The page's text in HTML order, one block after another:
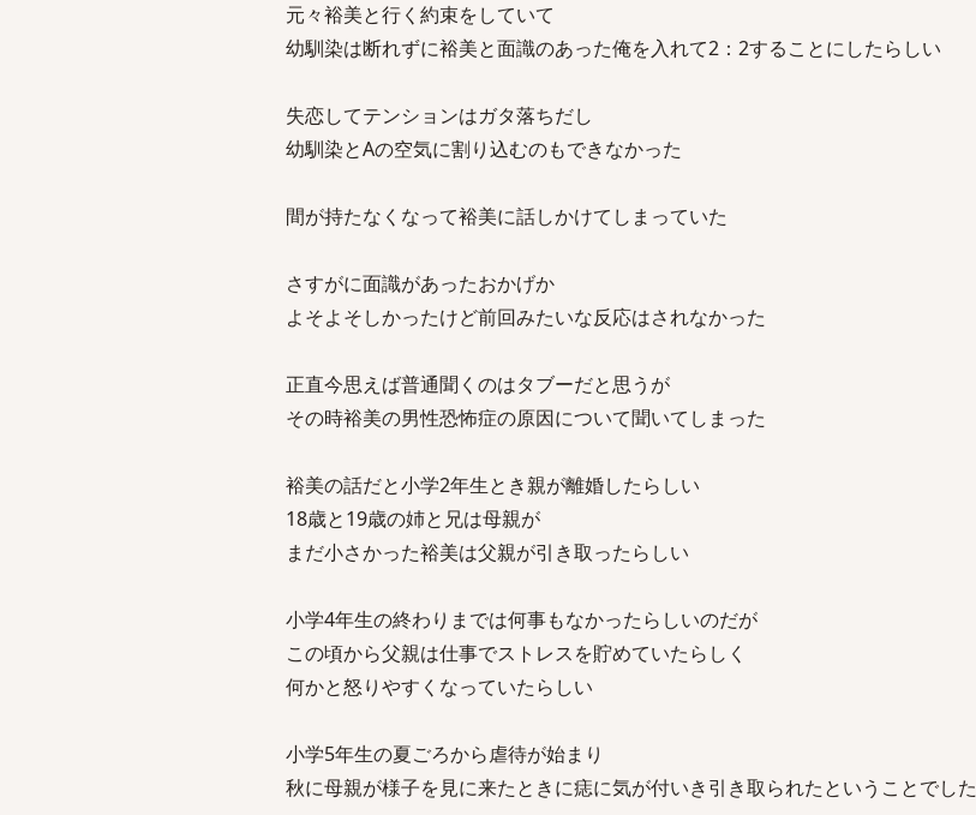
元々裕美と行く約束をしていて
幼馴染は断れずに裕美と面識のあった俺を入れて2：2することにしたらしい
失恋してテンションはガタ落ちだし
幼馴染とAの空気に割り込むのもできなかった
間が持たなくなって裕美に話しかけてしまっていた
さすがに面識があったおかげか
よそよそしかったけど前回みたいな反応はされなかった
正直今思えば普通聞くのはタブーだと思うが
その時裕美の男性恐怖症の原因について聞いてしまった
裕美の話だと小学2年生とき親が離婚したらしい
18歳と19歳の姉と兄は母親が
まだ小さかった裕美は父親が引き取ったらしい
小学4年生の終わりまでは何事もなかったらしいのだが
この頃から父親は仕事でストレスを貯めていたらしく
何かと怒りやすくなっていたらしい
小学5年生の夏ごろから虐待が始まり
秋に母親が様子を見に来たときに痣に気が付いき引き取られたということでした